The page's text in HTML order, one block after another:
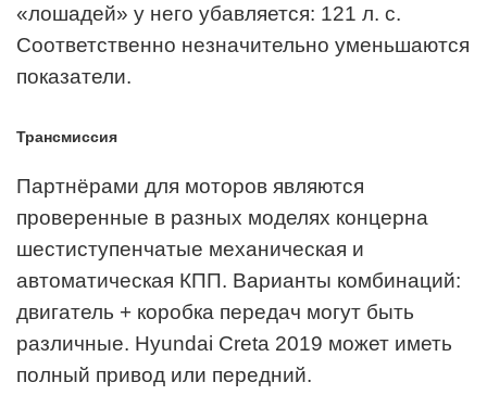
«лошадей» у него убавляется: 121 л. с.
Соответственно незначительно уменьшаются
показатели.
Трансмиссия
Партнёрами для моторов являются
проверенные в разных моделях концерна
шестиступенчатые механическая и
автоматическая КПП. Варианты комбинаций:
двигатель + коробка передач могут быть
различные. Hyundai Creta 2019 может иметь
полный привод или передний.